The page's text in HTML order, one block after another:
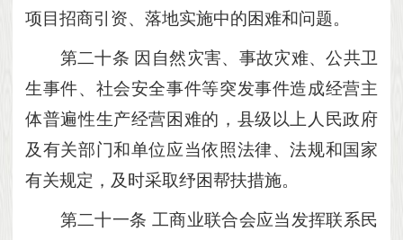
项目招商引资、落地实施中的困难和问题。
第二十条 因自然灾害、事故灾难、公共卫
生事件、社会安全事件等突发事件造成经营主
体普遍性生产经营困难的，县级以上人民政府
及有关部门和单位应当依照法律、法规和国家
有关规定，及时采取纾困帮扶措施。
第二十一条 工商业联合会应当发挥联系民